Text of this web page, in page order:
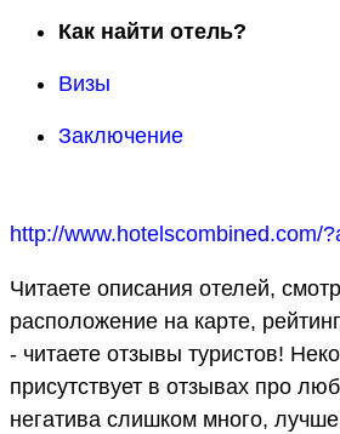
Как найти отель?
Визы
Заключение
http://www.hotelscombined.com/
Читаете описания отелей,
расположение на карте,
- читаете отзывы туристов!
присутствует в отзывах про
негатива слишком много,